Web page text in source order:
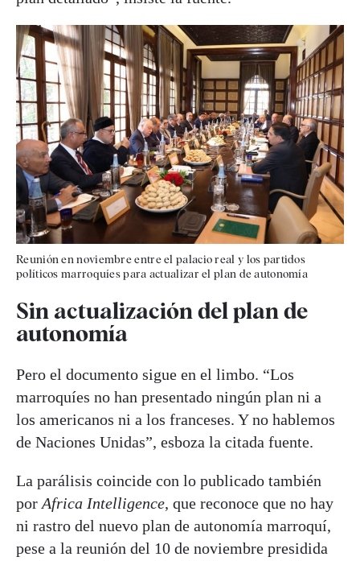
Reunión en noviembre entre el palacio real y los partidos
políticos marroquíes para actualizar el plan de autonomía
Sin actualización del plan de
autonomía
Pero el documento sigue en el limbo. “Los
marroquíes no han presentado ningún plan ni a
los americanos ni a los franceses. Y no hablemos
de Naciones Unidas”, esboza la citada fuente.
La parálisis coincide con lo publicado también
por Africa Intelligence, que reconoce que no hay
ni rastro del nuevo plan de autonomía marroquí,
pese a la reunión del 10 de noviembre presidida